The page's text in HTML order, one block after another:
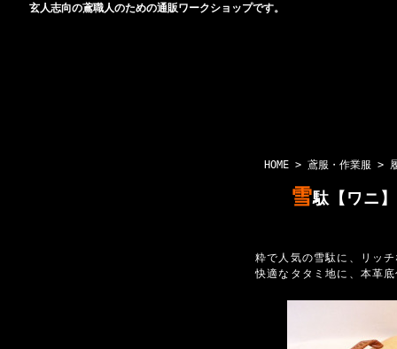
玄人志向の鳶職人のための通販ワークショップです。
HOME > 鳶服・作業服 >
雪駄【ワニ】
粋で人気の雪駄に、リッ
快適なタタミ地に、本革